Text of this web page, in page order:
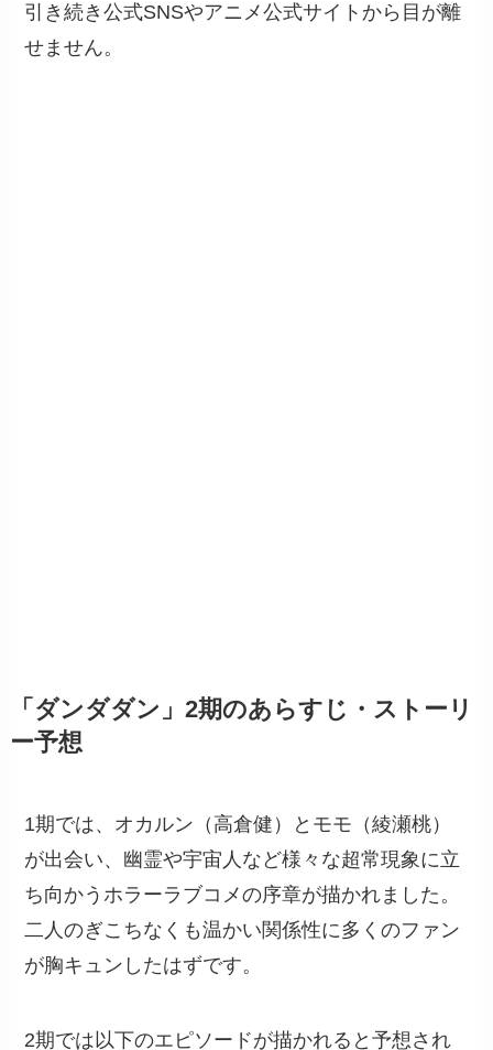
引き続き公式SNSやアニメ公式サイトから目が離
せません。
「ダンダダン」2期のあらすじ・ストーリ
ー予想
1期では、オカルン（高倉健）とモモ（綾瀬桃）
が出会い、幽霊や宇宙人など様々な超常現象に立
ち向かうホラーラブコメの序章が描かれました。
二人のぎこちなくも温かい関係性に多くのファン
が胸キュンしたはずです。
2期では以下のエピソードが描かれると予想され